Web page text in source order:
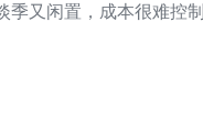
又闲置，成本很难控制